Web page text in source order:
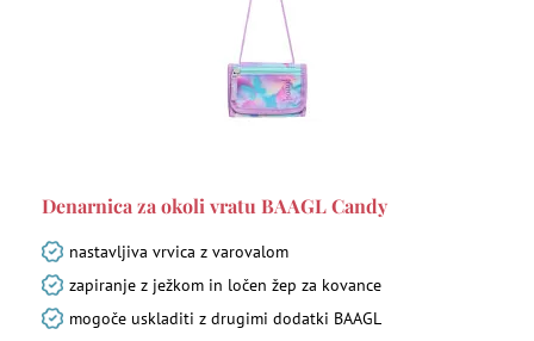
Denarnica za okoli vratu BAAGL Candy
nastavljiva vrvica z varovalom
zapiranje z ježkom in ločen žep za kovance
mogoče uskladiti z drugimi dodatki BAAGL